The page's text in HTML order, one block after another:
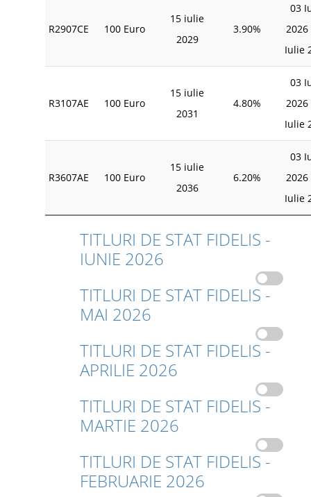
R2907CE 100 Euro
15 iulie
2029
3.90%
03
2026
Iulie
R3107AE 100 Euro
15 iulie
2031
4.80%
03
2026
Iulie
R3607AE 100 Euro
15 iulie
2036
6.20%
03
2026
Iulie
TITLURI DE STAT FIDELIS -
IUNIE 2026
TITLURI DE STAT FIDELIS -
MAI 2026
TITLURI DE STAT FIDELIS -
APRILIE 2026
TITLURI DE STAT FIDELIS -
MARTIE 2026
TITLURI DE STAT FIDELIS -
FEBRUARIE 2026